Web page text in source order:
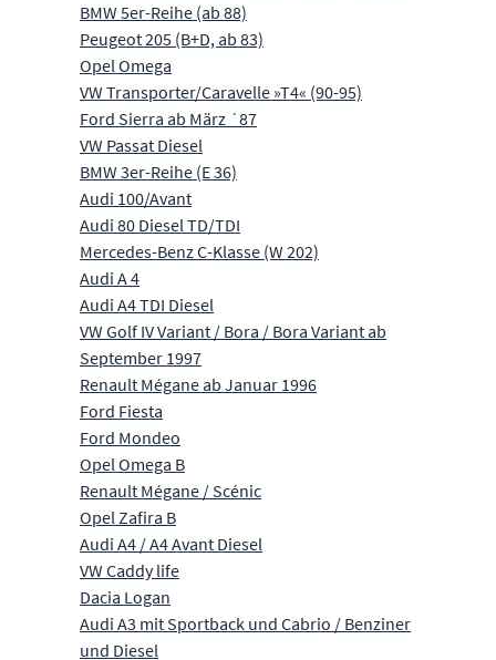
BMW 5er-Reihe (ab 88)
Peugeot 205 (B+D, ab 83)
Opel Omega
VW Transporter/Caravelle »T4« (90-95)
Ford Sierra ab März ´87
VW Passat Diesel
BMW 3er-Reihe (E 36)
Audi 100/Avant
Audi 80 Diesel TD/TDI
Mercedes-Benz C-Klasse (W 202)
Audi A 4
Audi A4 TDI Diesel
VW Golf IV Variant / Bora / Bora Variant ab
September 1997
Renault Mégane ab Januar 1996
Ford Fiesta
Ford Mondeo
Opel Omega B
Renault Mégane / Scénic
Opel Zafira B
Audi A4 / A4 Avant Diesel
VW Caddy life
Dacia Logan
Audi A3 mit Sportback und Cabrio / Benziner
und Diesel